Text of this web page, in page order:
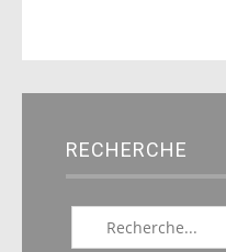
RECHERCHE